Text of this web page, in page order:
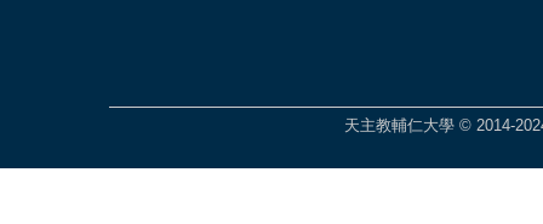
天主教輔仁大學 © 2014-